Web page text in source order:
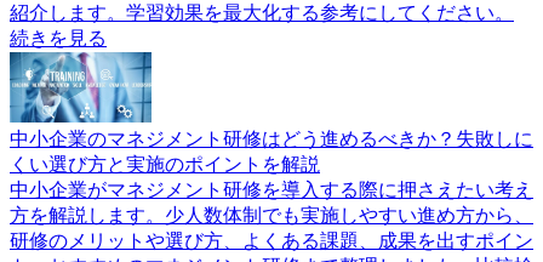
紹介します。学習効果を最大化する参考にしてください。
続きを見る
中小企業のマネジメント研修はどう進めるべきか？失敗しに
くい選び方と実施のポイントを解説
中小企業がマネジメント研修を導入する際に押さえたい考え
方を解説します。少人数体制でも実施しやすい進め方から、
研修のメリットや選び方、よくある課題、成果を出すポイン